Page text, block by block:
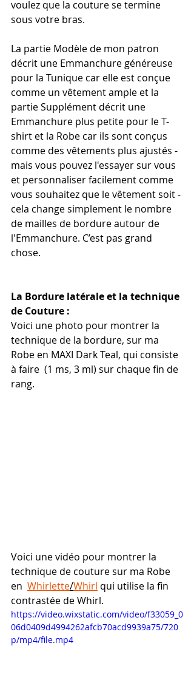
voulez que la couture se termine
sous votre bras.
La partie Modèle de mon patron
décrit une Emmanchure généreuse
pour la Tunique car elle est conçue
comme un vêtement ample et la
partie Supplément décrit une
Emmanchure plus petite pour le T-
shirt et la Robe car ils sont conçus
comme des vêtements plus ajustés -
mais vous pouvez l'essayer sur vous
et personnaliser facilement comme
vous souhaitez que le vêtement soit -
cela change simplement le nombre
de mailles de bordure autour de
l'Emmanchure. C’est pas grand
chose.
La Bordure latérale et la technique
de Couture :
Voici une photo pour montrer la
technique de la bordure, sur ma
Robe en MAXI Dark Teal, qui consiste
à faire  (1 ms, 3 ml) sur chaque fin de
rang.
Voici une vidéo pour montrer la
technique de couture sur ma Robe
en Whirlette/Whirl qui utilise la fin
contrastée de Whirl.
https://video.wixstatic.com/video/f33059_0
06d0409d4994262afcb70acd9939a75/720
p/mp4/file.mp4